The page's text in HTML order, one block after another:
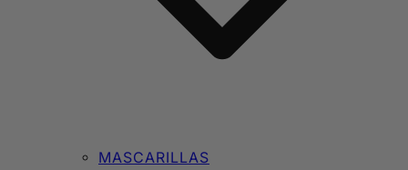
MASCARILLAS